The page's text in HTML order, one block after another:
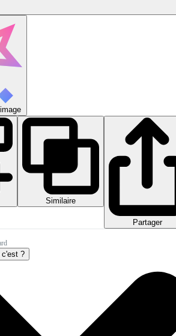
Similaire
Partager
c'est ?